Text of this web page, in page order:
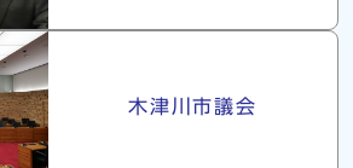
木津川市議会